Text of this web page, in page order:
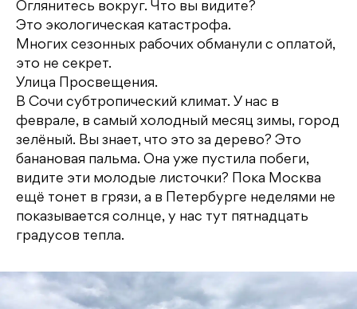
Оглянитесь вокруг. Что вы видите?
Это экологическая катастрофа.
Многих сезонных рабочих обманули с оплатой,
это не секрет.
Улица Просвещения.
В Сочи субтропический климат. У нас в
феврале, в самый холодный месяц зимы, город
зелёный. Вы знает, что это за дерево? Это
банановая пальма. Она уже пустила побеги,
видите эти молодые листочки? Пока Москва
ещё тонет в грязи, а в Петербурге неделями не
показывается солнце, у нас тут пятнадцать
градусов тепла.